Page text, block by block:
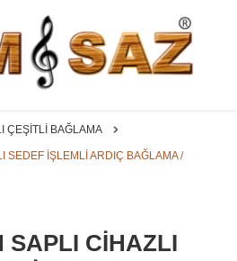
İMALAT / SATIŞ
|| ELEKTRO ||
İMALAT /
Divan, Çöğür, Cura, Solak, Dede,
sazlar, özel imalat bağlamalar
ÇEŞİTLİ BAĞLAMA
SEDEF İŞLEMLİ ARDIÇ BAĞLAMA /
SAPLI CİHAZLI